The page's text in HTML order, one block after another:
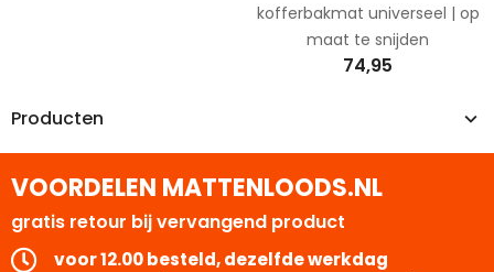
Producten
kofferbakmat universeel | op
maat te snijden
74,95
VOORDELEN MATTENLOODS.NL
gratis retour bij vervangend product
voor 12.00 besteld, dezelfde werkdag